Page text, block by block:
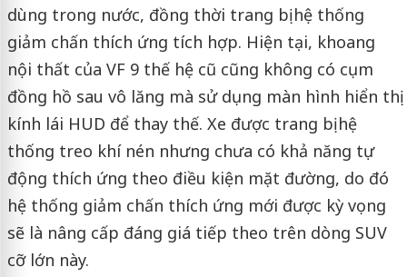
dùng trong nước, đồng thời trang bị hệ thống
giảm chấn thích ứng tích hợp. Hiện tại, khoang
nội thất của VF 9 thế hệ cũ cũng không có cụm
đồng hồ sau vô lăng mà sử dụng màn hình hiển thị
kính lái HUD để thay thế. Xe được trang bị hệ
thống treo khí nén nhưng chưa có khả năng tự
động thích ứng theo điều kiện mặt đường, do đó
hệ thống giảm chấn thích ứng mới được kỳ vọng
sẽ là nâng cấp đáng giá tiếp theo trên dòng SUV
cỡ lớn này.